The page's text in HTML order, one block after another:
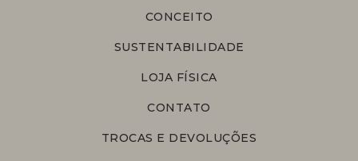
CONCEITO
SUSTENTABILIDADE
LOJA FÍSICA
CONTATO
TROCAS E DEVOLUÇÕES